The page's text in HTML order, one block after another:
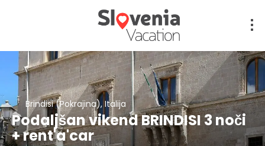
Brindisi (Pokrajina), Italija
Podaljšan vikend BRINDISI 3 noči
+ rent'a'car